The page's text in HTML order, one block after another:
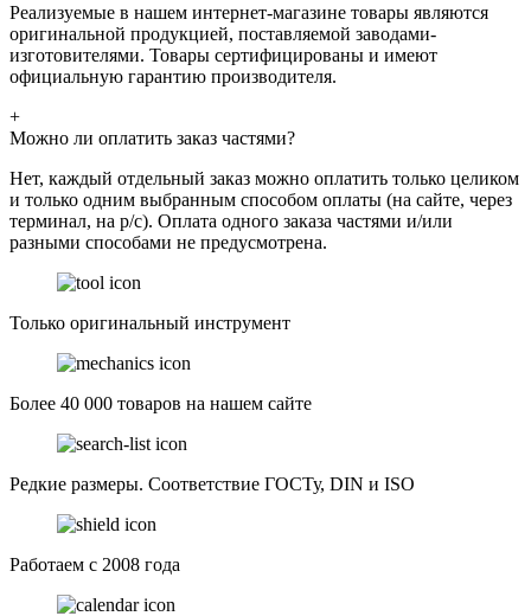
Реализуемые в нашем интернет-магазине товары являются
оригинальной продукцией, поставляемой заводами-
изготовителями. Товары сертифицированы и имеют
официальную гарантию производителя.
+
Можно ли оплатить заказ частями?
Нет, каждый отдельный заказ можно оплатить только целиком
и только одним выбранным способом оплаты (на сайте, через
терминал, на р/с). Оплата одного заказа частями и/или
разными способами не предусмотрена.
Только оригинальный инструмент
Более 40 000 товаров на нашем сайте
Редкие размеры. Соответствие ГОСТу, DIN и ISO
Работаем с 2008 года